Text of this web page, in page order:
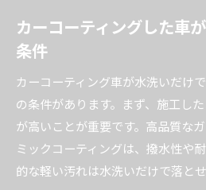
カーコーティングした車
条件
カーコーティング車が水洗いだけ
の条件があります。まず、施工し
が高いことが重要です。高品質な
ミックコーティングは、撥水性や
的な軽い汚れは水洗いだけで落とせ